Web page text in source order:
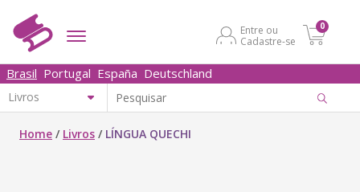
Entre ou
Cadastre-se
0
Brasil Portugal España Deutschland
Home / Livros / LÍNGUA QUECHI